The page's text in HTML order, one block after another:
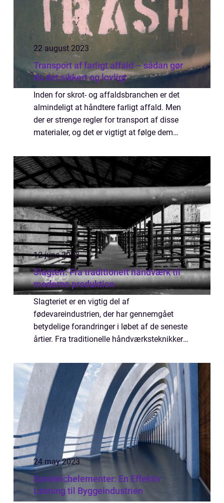
22 august 2023
Transport af farligt affald – sådan gør
du det sikkert og lovligt
Inden for skrot- og affaldsbranchen er det
almindeligt at håndtere farligt affald. Men
der er strenge regler for transport af disse
materialer, og det er vigtigt at følge dem
&os...
12 june 2023
Slagteri: Fra traditionelt håndværk til
moderne produktion
Slagteriet er en vigtig del af
fødevareindustrien, der har gennemgået
betydelige forandringer i løbet af de seneste
årtier. Fra traditionelle håndværksteknikker
slagterier tilpa...
24 may 2023
Sandwichelementer: En Effektiv
Løsning til Byggeindustrien